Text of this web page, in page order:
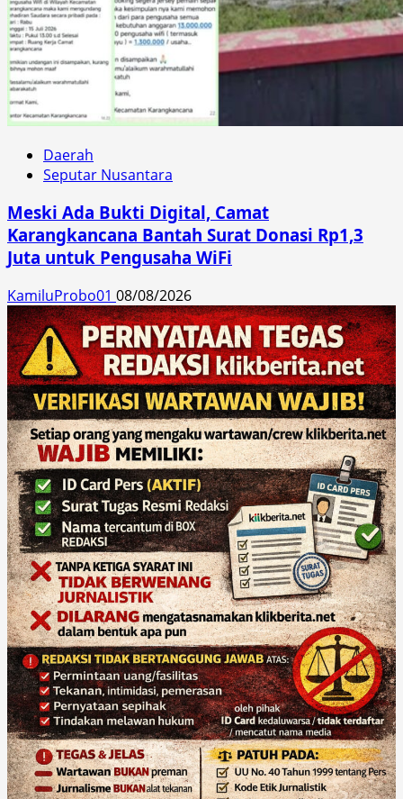
Daerah
Seputar Nusantara
Meski Ada Bukti Digital, Camat
Karangkancana Bantah Surat Donasi Rp1,3
Juta untuk Pengusaha WiFi
KamiluProbo01 08/08/2026